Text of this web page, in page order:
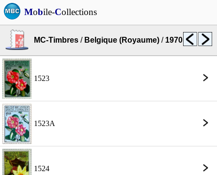
Mobile-Collections
MC-Timbres / Belgique (Royaume) / 1970
1523
1523A
1524